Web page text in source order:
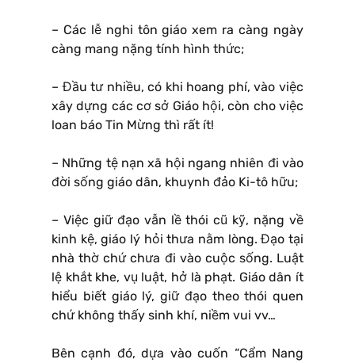
– Các lễ nghi tôn giáo xem ra càng ngày
càng mang nặng tính hình thức;
– Đầu tư nhiều, có khi hoang phí, vào việc
xây dựng các cơ sở Giáo hội, còn cho việc
loan báo Tin Mừng thì rất ít!
– Những tệ nạn xã hội ngang nhiên đi vào
đời sống giáo dân, khuynh đảo Ki-tô hữu;
– Việc giữ đạo vẫn lề thói cũ kỹ, nặng về
kinh kệ, giáo lý hỏi thưa nằm lòng. Đạo tại
nhà thờ chứ chưa đi vào cuộc sống. Luật
lệ khắt khe, vụ luật, hở là phạt. Giáo dân ít
hiểu biết giáo lý, giữ đạo theo thói quen
chứ không thấy sinh khí, niềm vui vv…
Bên cạnh đó, dựa vào cuốn “Cẩm Nang